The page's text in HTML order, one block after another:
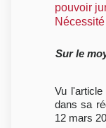
pouvoir
Nécessité
Sur le
Vu
dans sa
12 mars